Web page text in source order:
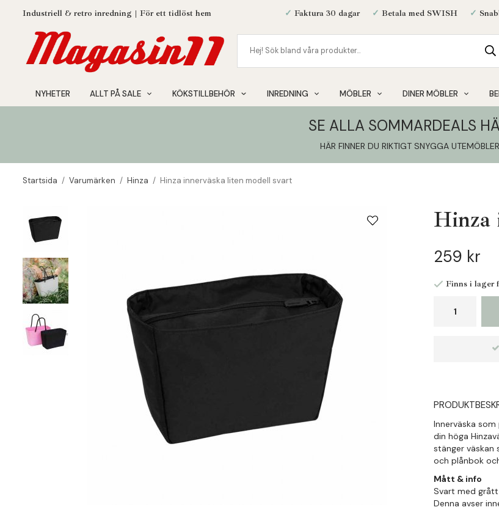
Industriell & retro inredning | För ett tidlöst hem ✓ Faktura 30 dagar ✓ Betala med SWISH ✓
NYHETER ALLT PÅ SALE KÖKSTILLBEHÖR INREDNING MÖBLER DINER MÖBLER
SE ALLA SOMMARDEALS
HÄR FINNER DU RIKTIGT SNYGGA UTEMÖBLER
Startsida / Varumärken / Hinza / Hinza innerväska liten modell svart
Hinza
259 kr
Finns i lager
Innerväska
din höga
stänger väskan
och plånbok
Mått & info
Svart med grått
Denna avser